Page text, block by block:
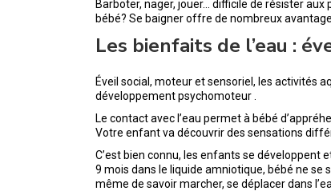
Barboter, nager, jouer… difficile de résister aux
bébé? Se baigner offre de nombreux
Les bienfaits de l’eau :
Éveil social, moteur et sensoriel, les activités
développement psychomoteur .
Le contact avec l’eau permet à bébé
Votre enfant va découvrir des sensations
C’est bien connu, les enfants se développent
9 mois dans le liquide amniotique, bébé ne se
même de savoir marcher, se déplacer dans